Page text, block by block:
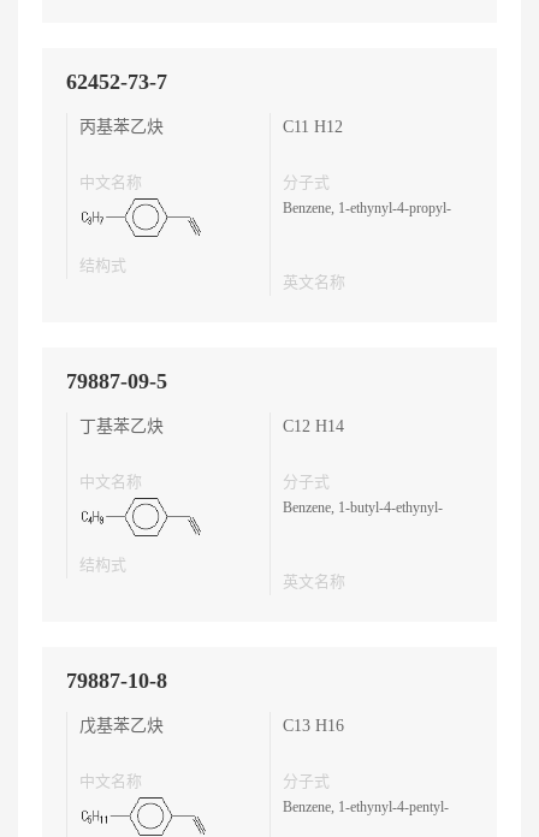
62452-73-7
丙基苯乙炔
中文名称
C11 H12
分子式
结构式
Benzene, 1-ethynyl-4-propyl-
英文名称
79887-09-5
丁基苯乙炔
中文名称
C12 H14
分子式
结构式
Benzene, 1-butyl-4-ethynyl-
英文名称
79887-10-8
戊基苯乙炔
中文名称
C13 H16
分子式
Benzene, 1-ethynyl-4-pentyl-